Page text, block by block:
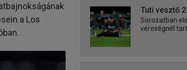
a Los
Tuti vesztő
Sorozatban
vereségnél tart